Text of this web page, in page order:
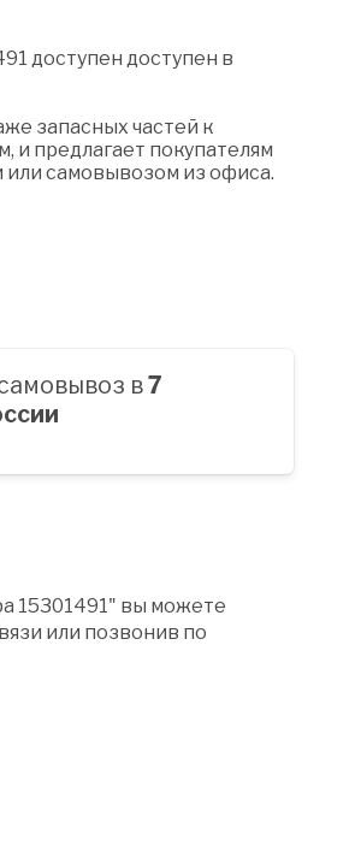
доступен доступен в
запасных частей к
и предлагает покупателям
или самовывозом из офиса.
в7
15301491" вы можете
или позвонив по